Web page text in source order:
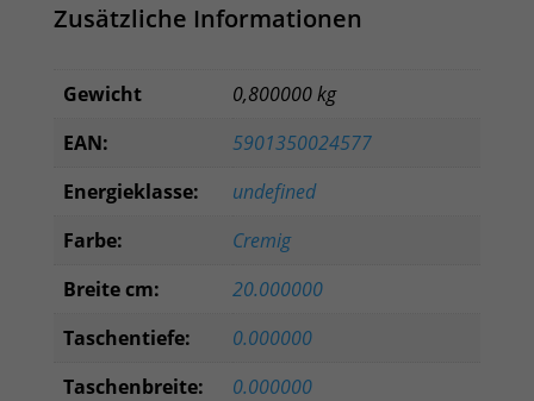
Zusätzliche Informationen
Gewicht
0,800000 kg
EAN:
5901350024577
Energieklasse:
undefined
Farbe:
Cremig
Breite cm:
20.000000
Taschentiefe:
0.000000
Taschenbreite:
0.000000